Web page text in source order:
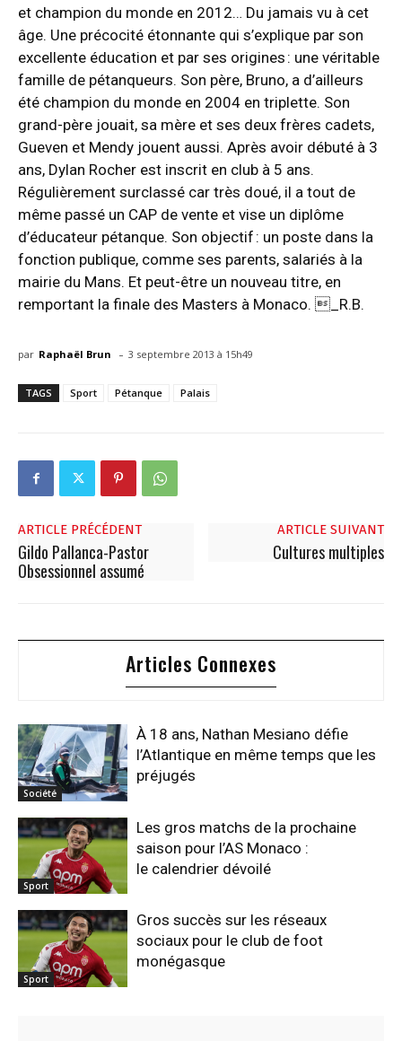
et champion du monde en 2012… Du jamais vu à cet
âge. Une précocité étonnante qui s’explique par son
excellente éducation et par ses origines : une véritable
famille de pétanqueurs. Son père, Bruno, a d’ailleurs
été champion du monde en 2004 en triplette. Son
grand-père jouait, sa mère et ses deux frères cadets,
Gueven et Mendy jouent aussi. Après avoir débuté à 3
ans, Dylan Rocher est inscrit en club à 5 ans.
Régulièrement surclassé car très doué, il a tout de
même passé un CAP de vente et vise un diplôme
d’éducateur pétanque. Son objectif : un poste dans la
fonction publique, comme ses parents, salariés à la
mairie du Mans. Et peut-être un nouveau titre, en
remportant la finale des Masters à Monaco. _R.B.
par Raphaël Brun - 3 septembre 2013 à 15h49
TAGS Sport Pétanque Palais
ARTICLE PRÉCÉDENT
Gildo Pallanca-Pastor
Obsessionnel assumé
ARTICLE SUIVANT
Cultures multiples
Articles Connexes
Société
À 18 ans, Nathan Mesiano défie
l’Atlantique en même temps que les
préjugés
Sport
Les gros matchs de la prochaine
saison pour l’AS Monaco :
le calendrier dévoilé
Sport
Gros succès sur les réseaux
sociaux pour le club de foot
monégasque